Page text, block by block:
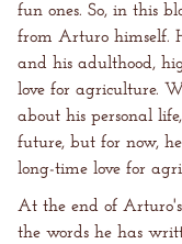
fun ones. So, in this
from Arturo himself.
and his adulthood,
love for agriculture.
about his personal
future, but for now,
long-time love for
At the end of
the words he has